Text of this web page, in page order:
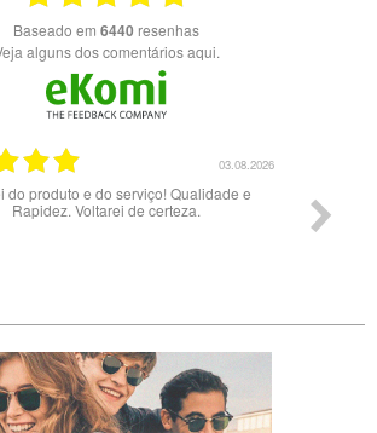
Baseado em 6440 resenhas
Veja alguns dos comentários aqui.
Bons óculos.